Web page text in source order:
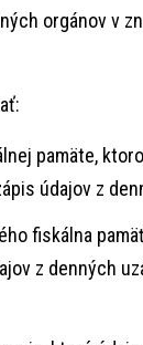
orgánov v
pamäte,
údajov z
fiskálna
z denných